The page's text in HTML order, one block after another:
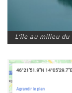
L’île au milieu